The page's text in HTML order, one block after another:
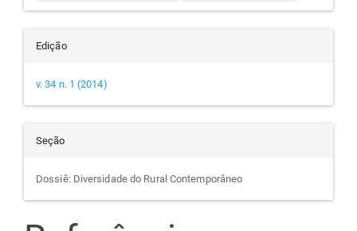
Edição
v. 34 n. 1 (2014)
Seção
Dossiê: Diversidade do Rural Contemporâneo